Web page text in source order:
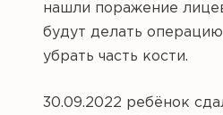
нашли поражение
будут делать
убрать часть кости.
30.09.2022 ребёнок